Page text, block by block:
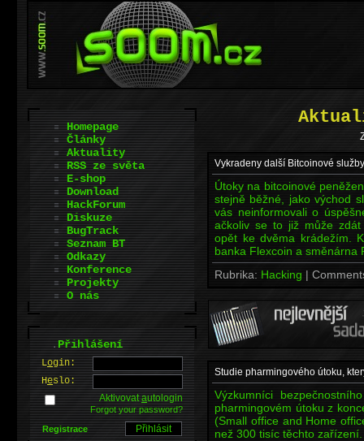
Vykradeny další Bitcoinové
Útoky na bitcoinové
stejně běžné, jako východ
vás neinformovali o
ačkoliv se to již může
opět ke dvěma krádežím.
banka Flexcoin a směnárna
Rubrika: Hacking |
Studie pharmingového útoku,
Výzkumníci
pharmingovém útoku z
(Small office and Home
než 300 tisíc těchto zařízení.
Homepage
Články
Aktuality
RSS ze světa
E-shop
Download
HackForum
Diskuze
BugTrack
Seznam BT
Odkazy
Konference
Projekty
O nás
.Přihlášení
Login:
Heslo:
Aktivovatautologin
Forgot your password?
Registrace